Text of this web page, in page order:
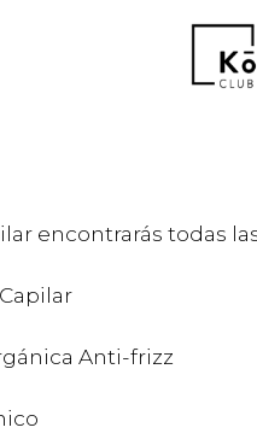
encontrarás todas
Anti-frizz